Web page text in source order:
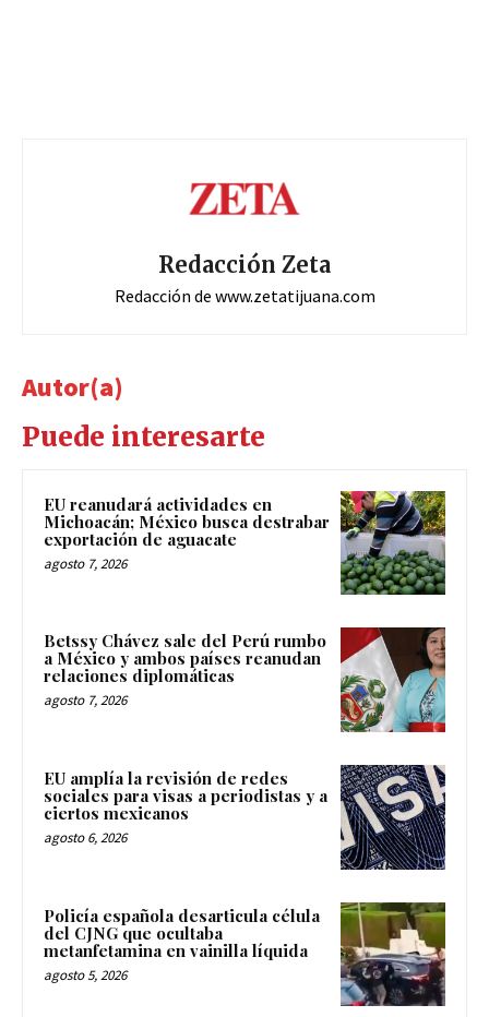
Redacción Zeta
Redacción de www.zetatijuana.com
Autor(a)
Puede interesarte
EU reanudará actividades en
Michoacán; México busca destrabar
exportación de aguacate
agosto 7, 2026
Betssy Chávez sale del Perú rumbo
a México y ambos países reanudan
relaciones diplomáticas
agosto 7, 2026
EU amplía la revisión de redes
sociales para visas a periodistas y a
ciertos mexicanos
agosto 6, 2026
Policía española desarticula célula
del CJNG que ocultaba
metanfetamina en vainilla líquida
agosto 5, 2026